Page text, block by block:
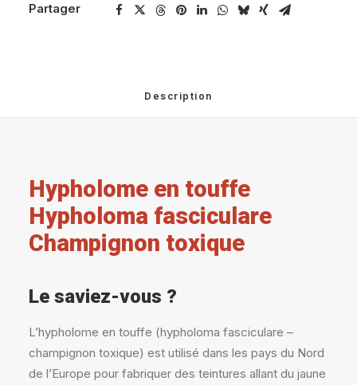
Partager
Description
Hypholome en touffe
Hypholoma fasciculare
Champignon toxique
Le saviez-vous ?
L’hypholome en touffe (hypholoma fasciculare –
champignon toxique) est utilisé dans les pays du Nord
de l’Europe pour fabriquer des teintures allant du jaune